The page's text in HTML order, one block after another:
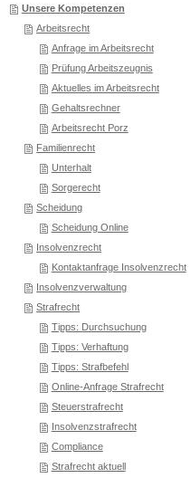
Unsere Kompetenzen
Arbeitsrecht
Anfrage im Arbeitsrecht
Prüfung Arbeitszeugnis
Aktuelles im Arbeitsrecht
Gehaltsrechner
Arbeitsrecht Porz
Familienrecht
Unterhalt
Sorgerecht
Scheidung
Scheidung Online
Insolvenzrecht
Kontaktanfrage Insolvenzrecht
Insolvenzverwaltung
Strafrecht
Tipps: Durchsuchung
Tipps: Verhaftung
Tipps: Strafbefehl
Online-Anfrage Strafrecht
Steuerstrafrecht
Insolvenzstrafrecht
Compliance
Strafrecht aktuell